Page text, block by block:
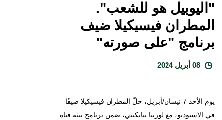
"اليوبيل هو للشعب".
المطران فيسيكيلا ضيف
برنامج "على صورته"
يوم الأحد 7 نيسان/أبريل، حلّ المطران فيسيكيلا ضيفًا
في الاستوديو، مع لورينا بيانكيتي، ضمن برنامج تبثه قناة